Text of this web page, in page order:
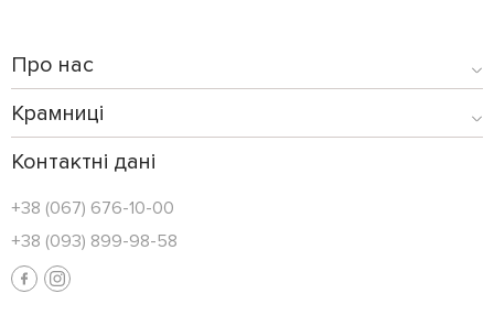
Про нас
Крамниці
Контактні дані
+38 (067) 676-10-00
+38 (093) 899-98-58